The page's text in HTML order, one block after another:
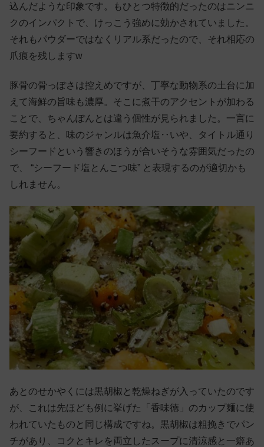
込んだような印象です。もひとつ特徴的だったのはニンニ
クのインパクトで、けっこう強めに効かされていました。
それもパウダーではなくリアル系だったので、それ相応の
爪痕を残しますw
豚骨の骨っぽさは控えめですが、丁寧な動物系の土台に加
えて海鮮の旨味も濃厚。そこに煮干のアクセントが加わる
ことで、ちゃんぽんとは違う個性が見られました。一言に
要約すると、味のジャンルは魚介塩‥いや、タイトル通り
シーフードという響きのほうが合いそうな雰囲気だったの
で、 “シーフード塩とんこつ味” と表現するのが適切かも
しれません。
あとのせかやくには黒胡椒と乾燥ねぎが入っていたのです
が、これは先ほども例に挙げた「香味徳」のカップ麺に使
われていたものと同じ構成ですね。黒胡椒は粗挽きでパン
チがあり、コクとキレを両立したスープに清涼感と一癖あ